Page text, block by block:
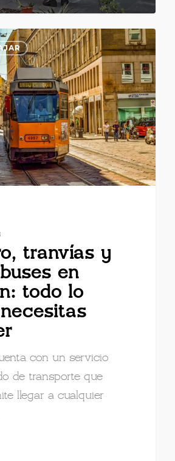
tranvías y
en
todo lo
con un servicio
de transporte que
llegar a cualquier